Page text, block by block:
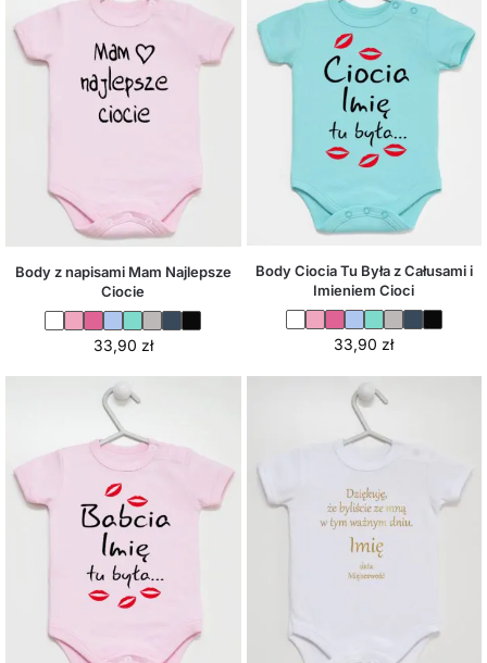
Body z napisami Mam Najlepsze
Ciocie
33,90 zł
Body Ciocia Tu Była z Całusami i
Imieniem Cioci
33,90zł